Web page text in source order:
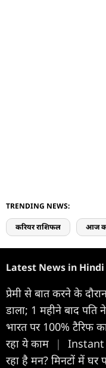
TRENDING NEWS:
करियर राशिफल आज
Latest News in Hindi
प्रेमी से बात करने के
डाला; 1 महीने बाद पति
भारत पर 100% टैरिफ
रहा ये काम
|
Instant
रहा है मन? मिनटों में